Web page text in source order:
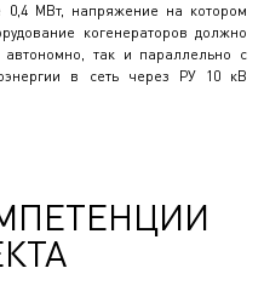
МВт, напряжение на котором
когенераторов должно
автономно, так и параллельно с
в сеть через РУ 10 кВ